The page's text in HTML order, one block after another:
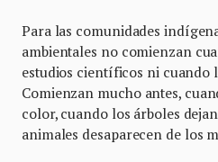
Para las comunidades
ambientales no comienzan
estudios científicos ni cuando
Comienzan mucho antes,
color, cuando los árboles
animales desaparecen de los